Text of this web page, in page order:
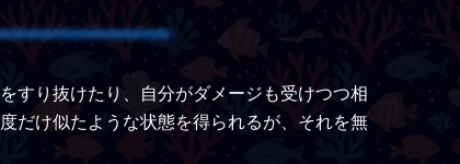
すり抜けたり、自分がダメージも受けつつ相
だけ似たような状態を得られるが、それを無